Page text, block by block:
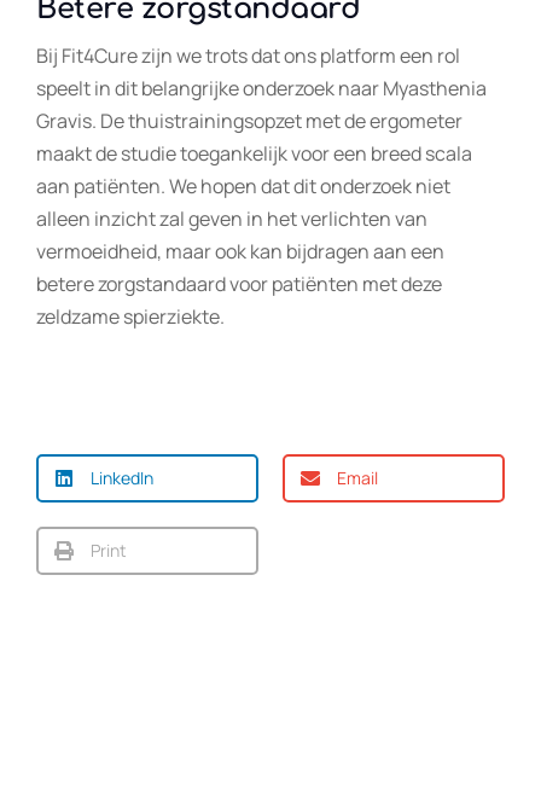
Betere zorgstandaard
Bij Fit4Cure zijn we trots dat ons platform een rol
speelt in dit belangrijke onderzoek naar Myasthenia
Gravis. De thuistrainingsopzet met de ergometer
maakt de studie toegankelijk voor een breed scala
aan patiënten. We hopen dat dit onderzoek niet
alleen inzicht zal geven in het verlichten van
vermoeidheid, maar ook kan bijdragen aan een
betere zorgstandaard voor patiënten met deze
zeldzame spierziekte.
LinkedIn Email
Print